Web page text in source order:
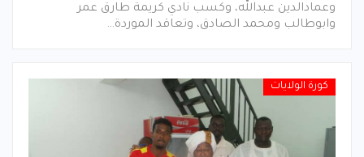
وعمادالدين عبدالله، وكسب نادي كريمة طارق عمر
وابوطالب ومحمد الصادق، وتعاقد الموردة…
كورة الولايات